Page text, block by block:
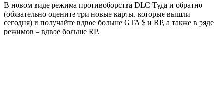
В новом виде режима противоборства DLC Туда и обратно
(обязательно оцените три новые карты, которые вышли
сегодня) и получайте вдвое больше GTA $ и RP, а также в ряде
режимов – вдвое больше RP.